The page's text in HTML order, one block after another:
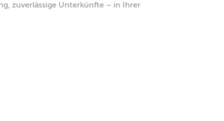
zuverlässige Unterkünfte – in Ihrer